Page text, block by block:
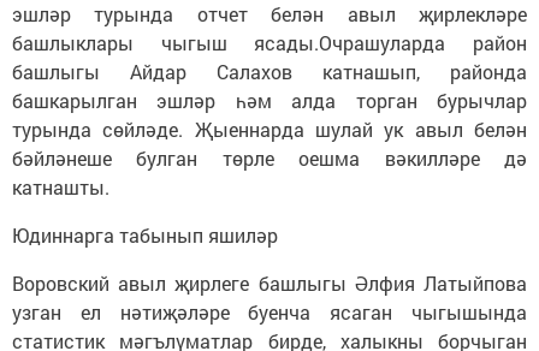
эшләр турында отчет белән авыл җирлекләре
башлыклары чыгыш ясады.Очрашуларда район
башлыгы Айдар Салахов катнашып, районда
башкарылган эшләр һәм алда торган бурычлар
турында сөйләде. Җыеннарда шулай ук авыл белән
бәйләнеше булган төрле оешма вәкилләре дә
катнашты.
Юдиннарга табынып яшиләр
Воровский авыл җирлеге башлыгы Әлфия Латыйпова
узган ел нәтиҗәләре буенча ясаган чыгышында
статистик мәгълүматлар бирде, халыкны борчыган